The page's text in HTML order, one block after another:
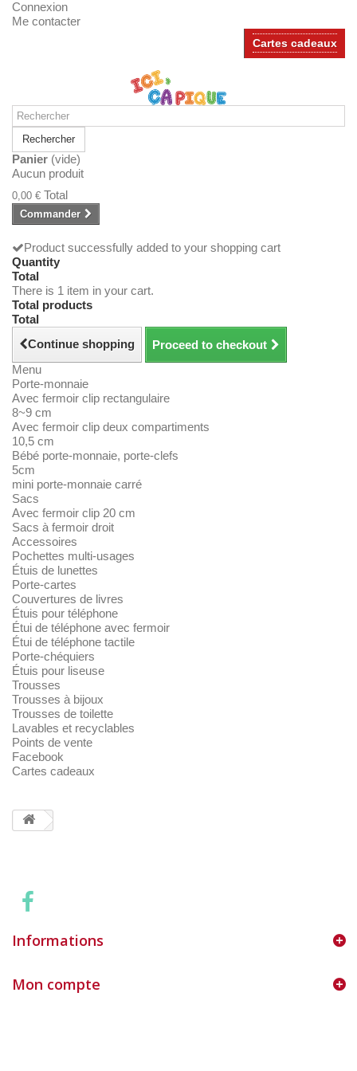
Connexion
Me contacter
Cartes cadeaux
Rechercher
Panier (vide)
Aucun produit
0,00 € Total
Commander
Product successfully added to your shopping cart
Quantity
Total
There is 1 item in your cart.
Total products
Total
Continue shopping
Proceed to checkout
Menu
Porte-monnaie
Avec fermoir clip rectangulaire
8~9 cm
Avec fermoir clip deux compartiments
10,5 cm
Bébé porte-monnaie, porte-clefs
5cm
mini porte-monnaie carré
Sacs
Avec fermoir clip 20 cm
Sacs à fermoir droit
Accessoires
Pochettes multi-usages
Étuis de lunettes
Porte-cartes
Couvertures de livres
Étuis pour téléphone
Étui de téléphone avec fermoir
Étui de téléphone tactile
Porte-chéquiers
Étuis pour liseuse
Trousses
Trousses à bijoux
Trousses de toilette
Lavables et recyclables
Points de vente
Facebook
Cartes cadeaux
Informations
Mon compte